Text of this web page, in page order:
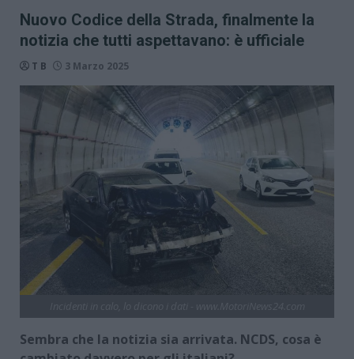
Nuovo Codice della Strada, finalmente la
notizia che tutti aspettavano: è ufficiale
T B 3 Marzo 2025
Sembra che la notizia sia arrivata. NCDS, cosa è